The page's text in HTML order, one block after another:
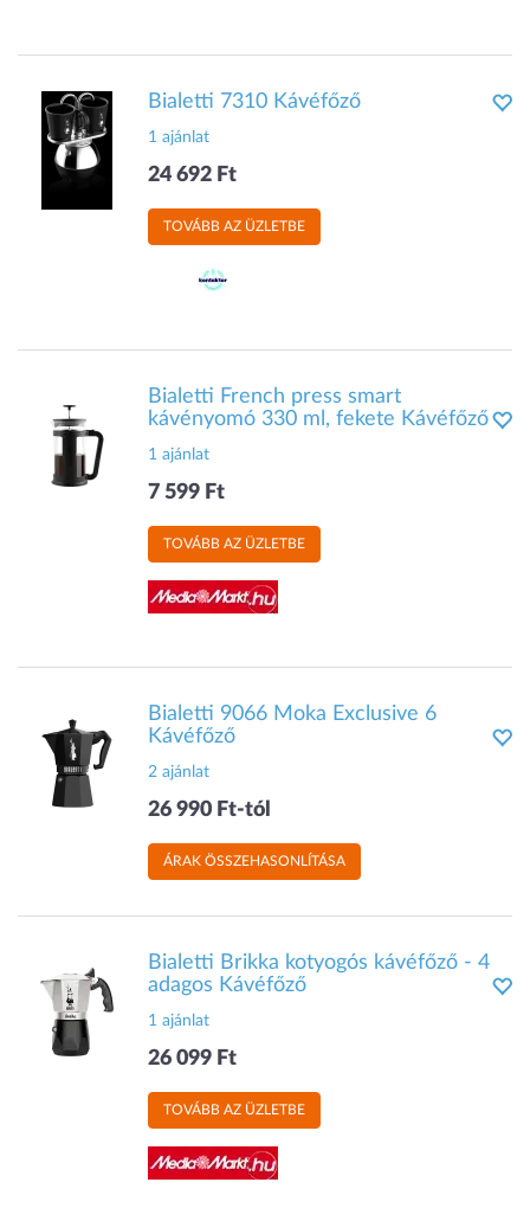
Bialetti 7310 Kávéfőző
1 ajánlat
24 692 Ft
TOVÁBB AZ ÜZLETBE
Bialetti French press smart
kávényomó 330 ml, fekete Kávéfőző
1 ajánlat
7 599 Ft
TOVÁBB AZ ÜZLETBE
Bialetti 9066 Moka Exclusive 6
Kávéfőző
2 ajánlat
26 990 Ft-tól
ÁRAK ÖSSZEHASONLÍTÁSA
Bialetti Brikka kotyogós kávéfőző - 4
adagos Kávéfőző
1 ajánlat
26 099 Ft
TOVÁBB AZ ÜZLETBE